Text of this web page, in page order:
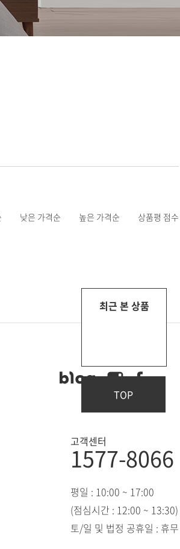
낮은 가격순 높은 가격순 상품평 점수
최근 본 상품
TOP
고객센터
1577-8066
평일 : 10:00 ~ 17:00
(점심시간 : 12:00 ~ 13:30)
토/일 및 법정 공휴일 : 휴무